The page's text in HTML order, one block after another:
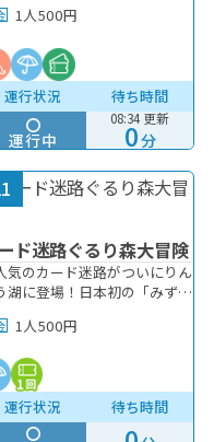
カブトムシ君などお子様に人
り・4人乗り・6人乗りがあ
す。※1回20分※ボートの種
よって定員数が異なります。
1人500円
運行状況
運行中
待ち時間
08:34 更新
0分
ド迷路ぐるり森大冒険
気のカード迷路がついにりん
湖に登場！日本初の「みず」
リジナルカード「クロックダ
きばくん＆みどりちゃん」の
場！今後も続々登場予定で
※未就学児のお子様は要保
同伴 ※エンジョイパス利用
1人500円
運行状況 待ち時間
タル